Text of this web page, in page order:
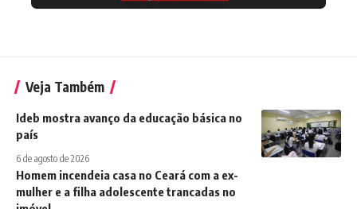
Veja Também
Ideb mostra avanço da educação básica no
país
6 de agosto de 2026
Homem incendeia casa no Ceará com a ex-
mulher e a filha adolescente trancadas no